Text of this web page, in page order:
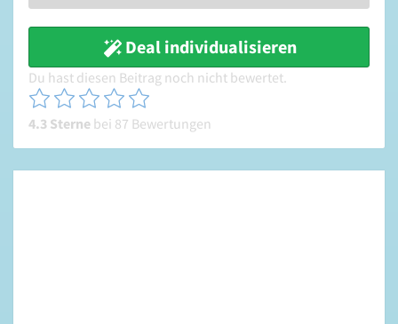
Deal individualisieren
Du hast diesen Beitrag noch nicht bewertet.
4.3 Sterne bei 87 Bewertungen